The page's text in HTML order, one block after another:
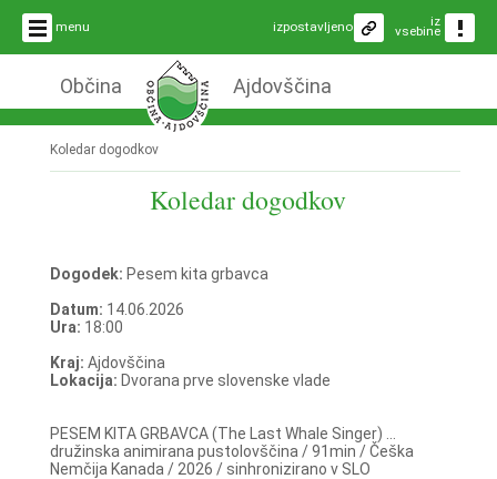
menu iz
vsebine
izpostavljeno
Občina Ajdovščina
Koledar dogodkov
Koledar dogodkov
Dogodek: Pesem kita grbavca
Datum: 14.06.2026
Ura: 18:00
Kraj: Ajdovščina
Lokacija: Dvorana prve slovenske vlade
PESEM KITA GRBAVCA (The Last Whale Singer) ...
družinska animirana pustolovščina / 91min / Češka
Nemčija Kanada / 2026 / sinhronizirano v SLO